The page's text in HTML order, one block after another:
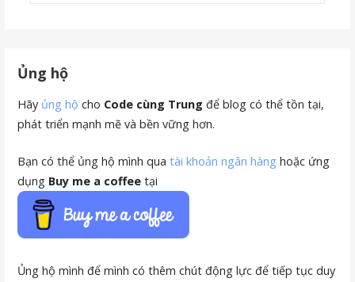
Ủng hộ
Hãy ủng hộ cho Code cùng Trung để blog có thể tồn tại,
phát triển mạnh mẽ và bền vững hơn.
Bạn có thể ủng hộ mình quatài khoản ngân hàng hoặc ứng
dụng Buy me a coffee tại
Ủng hộ mình để mình có thêm chút động lực để tiếp tục duy